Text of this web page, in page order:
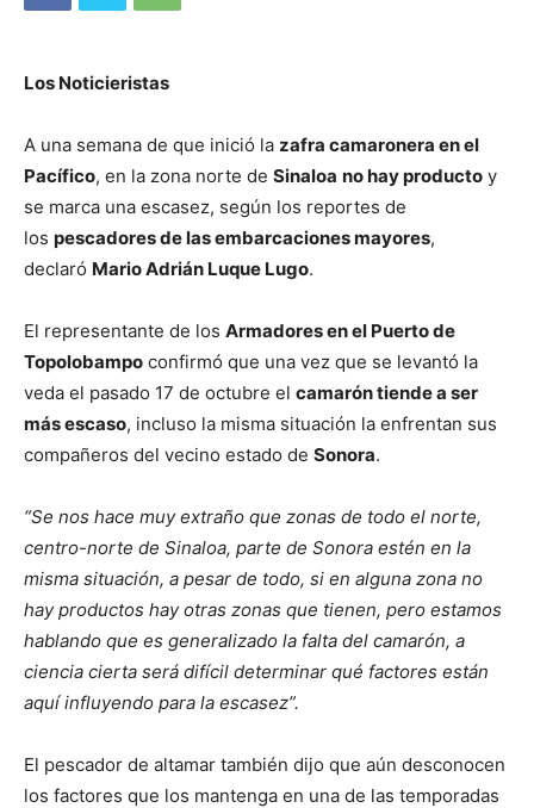
Los Noticieristas
A una semana de que inició la zafra camaronera en el
Pacífico, en la zona norte de Sinaloa no hay producto y
se marca una escasez, según los reportes de
los pescadores de las embarcaciones mayores,
declaró Mario Adrián Luque Lugo.
El representante de los Armadores en el Puerto de
Topolobampo confirmó que una vez que se levantó la
veda el pasado 17 de octubre el camarón tiende a ser
más escaso, incluso la misma situación la enfrentan sus
compañeros del vecino estado de Sonora.
“Se nos hace muy extraño que zonas de todo el norte,
centro-norte de Sinaloa, parte de Sonora estén en la
misma situación, a pesar de todo, si en alguna zona no
hay productos hay otras zonas que tienen, pero estamos
hablando que es generalizado la falta del camarón, a
ciencia cierta será difícil determinar qué factores están
aquí influyendo para la escasez”.
El pescador de altamar también dijo que aún desconocen
los factores que los mantenga en una de las temporadas